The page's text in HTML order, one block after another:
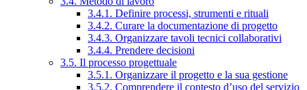
3.4.1. Definire processi, strumenti e rituali
3.4.2. Curare la documentazione di progetto
3.4.3. Organizzare tavoli tecnici collaborativi
3.4.4. Prendere decisioni
3.5. Il processo progettuale
3.5.1. Organizzare il progetto e la sua gestione
3.5.2. Comprendere il contesto d’uso del servizio